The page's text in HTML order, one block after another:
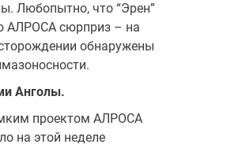
Любопытно, что “Эрен”
АЛРОСА сюрприз – на
обнаружены
Анголы.
проектом АЛРОСА
на этой неделе